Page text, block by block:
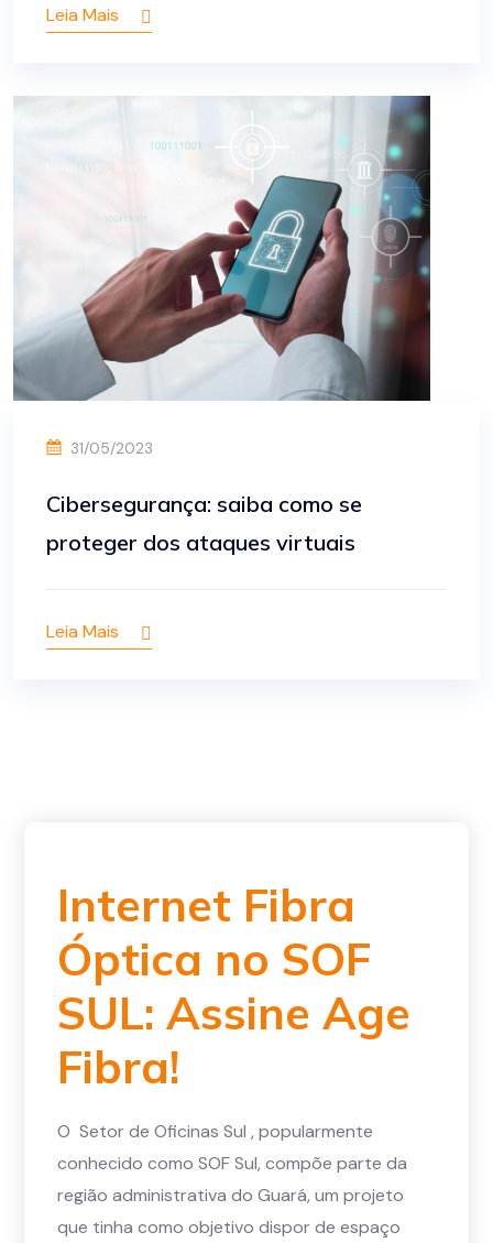
Leia Mais
31/05/2023
Cibersegurança: saiba como se
proteger dos ataques virtuais
Leia Mais
Internet Fibra
Óptica no SOF
SUL: Assine Age
Fibra!
O Setor de Oficinas Sul , popularmente
conhecido como SOF Sul, compõe parte da
região administrativa do Guará, um projeto
que tinha como objetivo dispor de espaço